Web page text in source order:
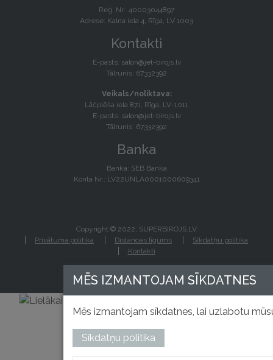
Reģ. Nr.: 40003044897
Adrese: Kalna iela 4, Rīga, LV 1003
Kontakti
E-pasts: salon@jet-birojs.lv
Tālrunis: 67332392
Veikals/noliktava:
Lāčplēša iela 87J, Rīga, LV-1011
E-pasts: salon@jet-birojs.lv
Tālrunis: 67332392
Banka
Banka: SEB Banka
Konta Nr.: LV22UNLA0001000609341
Copyright © 2022, SUPERBIROJS.LV
Privātuma politika
Distances līgums
Sīkdatņu politika
Kontakti
izstrādāts
MĒS IZMANTOJAM SĪKDATNES
Mēs izmantojam sīkdatnes, lai uzlabotu
Sīkdatņu politika